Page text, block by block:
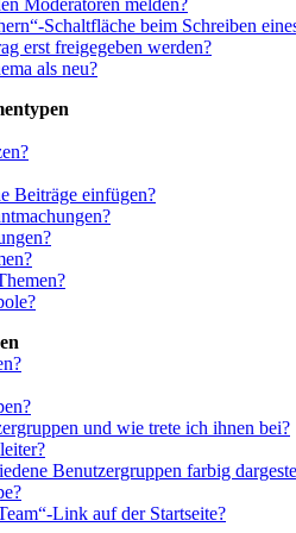
Schaltfläche beim Schreiben
erst freigegeben werden?
als neu?
Beiträge einfügen?
und wie trete ich ihnen bei?
Benutzergruppen farbig
Link auf der Startseite?